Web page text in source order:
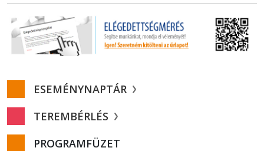
ESEMÉNYNAPTÁR
TEREMBÉRLÉS
PROGRAMFÜZET